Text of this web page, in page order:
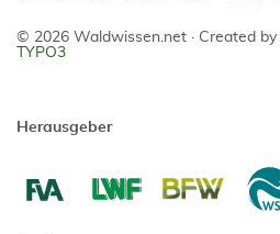
© 2026 Waldwissen.net · Created by
TYPO3
Herausgeber